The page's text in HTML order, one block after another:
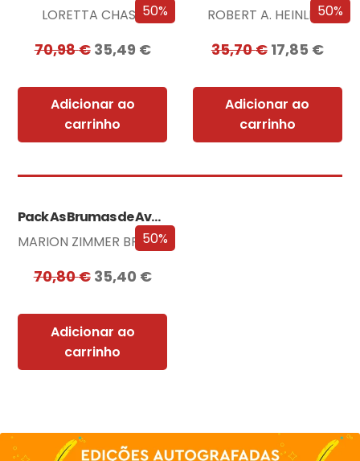
50%
LORETTA CHASE
70,98€ 35,49 €
Adicionar ao
carrinho
50%
ROBERT A. HEINLEIN
35,70€ 17,85 €
Adicionar ao
carrinho
50%
Pack As Brumas de Avalon
MARION ZIMMER BRADLEY
70,80€ 35,40 €
Adicionar ao
carrinho